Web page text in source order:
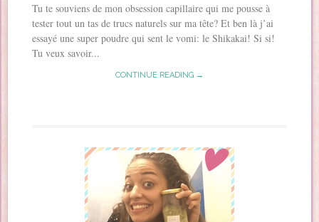
Tu te souviens de mon obsession capillaire qui me pousse à
tester tout un tas de trucs naturels sur ma tête? Et ben là j’ai
essayé une super poudre qui sent le vomi: le Shikakai! Si si!
Tu veux savoir...
CONTINUE READING →